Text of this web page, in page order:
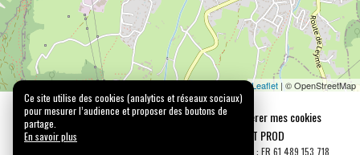
Leaflet | © OpenStreetMap
Mentions légales Confidentialité
Gérer mes cookies
Tous droits réservés © 2026 |
CARREMENT PROD
N° SIRET : 489 153 718 00031 - APE : 9001 Z - N° TVA Int. : FR 61 489 153 718
Ce site utilise des cookies (analytics et réseaux sociaux)
pour mesurer l’audience et proposer des boutons de
partage.
En savoir plus